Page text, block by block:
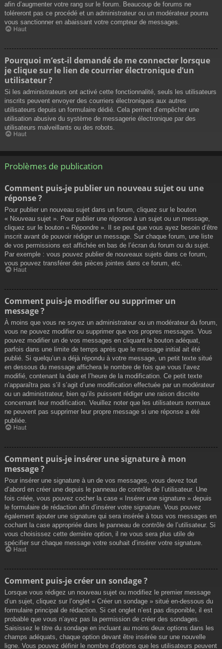
afin d’augmenter votre rang sur le forum. Beaucoup de forums ne
toléreront pas ce procédé et un administrateur ou un modérateur pourra
vous sanctionner en abaissant votre compteur de messages.
Haut
Pourquoi m’est-il demandé de me connecter lorsque
je clique sur le lien de courrier électronique d’un
utilisateur ?
Si les administrateurs ont activé cette fonctionnalité, seuls les utilisateurs
inscrits peuvent envoyer des courriers électroniques aux autres
utilisateurs depuis un formulaire dédié. Cela permet d’empêcher une
utilisation abusive du système de messagerie électronique par des
utilisateurs malveillants ou des robots.
Haut
Problèmes de publication
Comment puis-je publier un nouveau sujet ou une
réponse ?
Pour publier un nouveau sujet dans un forum, cliquez sur le bouton
« Nouveau sujet ». Pour publier une réponse à un sujet ou un message,
cliquez sur le bouton « Répondre ». Il se peut que vous ayez besoin d’être
inscrit avant de pouvoir rédiger un message. Sur chaque forum, une liste
de vos permissions est affichée en bas de l’écran du forum ou du sujet.
Par exemple : vous pouvez publier de nouveaux sujets dans ce forum,
vous pouvez transférer des pièces jointes dans ce forum, etc.
Haut
Comment puis-je modifier ou supprimer un
message ?
À moins que vous ne soyez un administrateur ou un modérateur du forum,
vous ne pouvez modifier ou supprimer que vos propres messages. Vous
pouvez modifier un de vos messages en cliquant le bouton adéquat,
parfois dans une limite de temps après que le message initial ait été
publié. Si quelqu’un a déjà répondu à votre message, un petit texte situé
en dessous du message affichera le nombre de fois que vous l’avez
modifié, contenant la date et l’heure de la modification. Ce petit texte
n’apparaîtra pas s’il s’agit d’une modification effectuée par un modérateur
ou un administrateur, bien qu’ils puissent rédiger une raison discrète
concernant leur modification. Veuillez noter que les utilisateurs normaux
ne peuvent pas supprimer leur propre message si une réponse a été
publiée.
Haut
Comment puis-je insérer une signature à mon
message ?
Pour insérer une signature à un de vos messages, vous devez tout
d’abord en créer une depuis le panneau de contrôle de l’utilisateur. Une
fois créée, vous pouvez cocher la case « Insérer une signature » depuis
le formulaire de rédaction afin d’insérer votre signature. Vous pouvez
également ajouter une signature qui sera insérée à tous vos messages en
cochant la case appropriée dans le panneau de contrôle de l’utilisateur. Si
vous choisissez cette dernière option, il ne vous sera plus utile de
spécifier sur chaque message votre souhait d’insérer votre signature.
Haut
Comment puis-je créer un sondage ?
Lorsque vous rédigez un nouveau sujet ou modifiez le premier message
d’un sujet, cliquez sur l’onglet « Créer un sondage » situé en-dessous du
formulaire principal de rédaction. Si cet onglet n’est pas disponible, il est
probable que vous n’ayez pas la permission de créer des sondages.
Saisissez le titre du sondage en incluant au moins deux options dans les
champs adéquats, chaque option devant être insérée sur une nouvelle
ligne. Vous pouvez définir le nombre d’options que les utilisateurs peuvent